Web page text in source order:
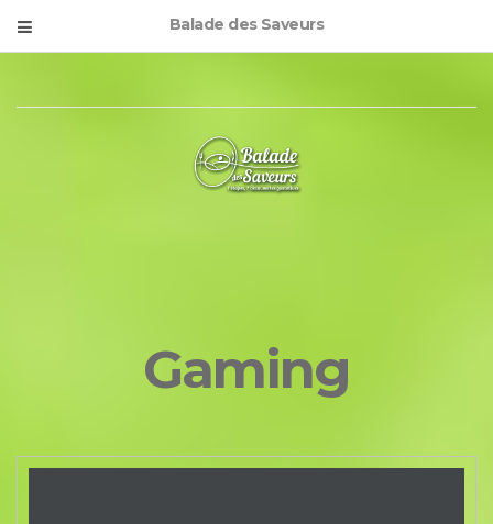
Balade des Saveurs
Gaming